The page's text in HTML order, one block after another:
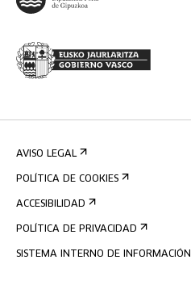
AVISO LEGAL
POLÍTICA DE COOKIES
ACCESIBILIDAD
POLÍTICA DE PRIVACIDAD
SISTEMA INTERNO DE INFORMACIÓN